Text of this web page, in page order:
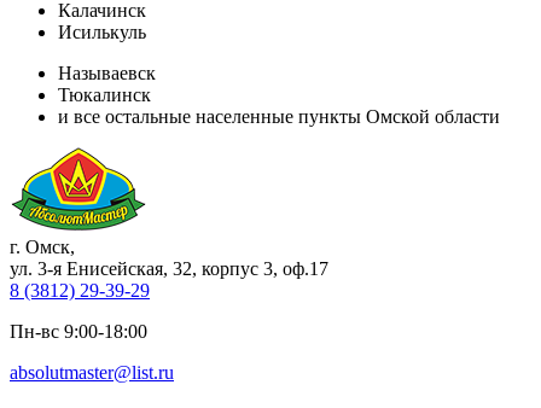
Калачинск
Исилькуль
Называевск
Тюкалинск
и все остальные населенные пункты Омской области
г. Омск,
ул. 3-я Енисейская, 32, корпус 3, оф.17
8 (3812) 29-39-29
Пн-вс 9:00-18:00
absolutmaster@list.ru